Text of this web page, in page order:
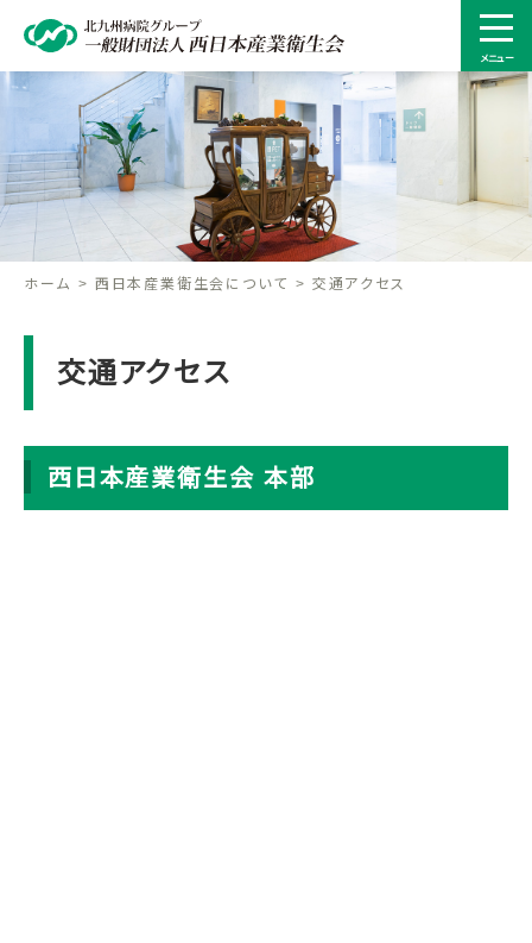
メニュー
ホーム 西日本産業衛生会について 交通アクセス
交通アクセス
西日本産業衛生会 本部